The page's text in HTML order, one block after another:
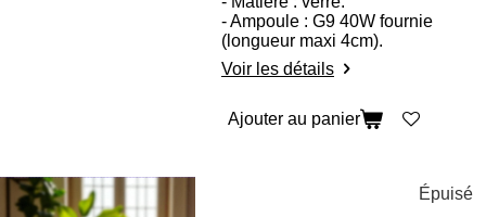
- Ampoule : G9 40W fournie
(longueur maxi 4cm).
Voir les détails
Ajouter au panier
Épuisé